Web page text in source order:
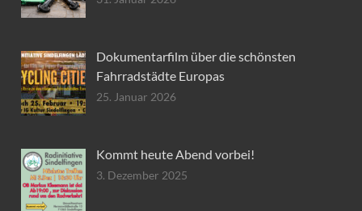
Dokumentarfilm über die schönsten
Fahrradstädte Europas
25. Januar 2026
Kommt heute Abend vorbei!
3. Dezember 2025